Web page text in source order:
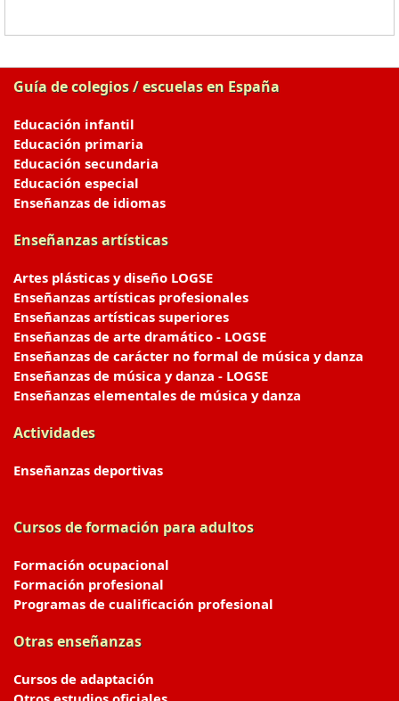
Guía de colegios / escuelas en España
Educación infantil
Educación primaria
Educación secundaria
Educación especial
Enseñanzas de idiomas
Enseñanzas artísticas
Artes plásticas y diseño LOGSE
Enseñanzas artísticas profesionales
Enseñanzas artísticas superiores
Enseñanzas de arte dramático - LOGSE
Enseñanzas de carácter no formal de música y danza
Enseñanzas de música y danza - LOGSE
Enseñanzas elementales de música y danza
Actividades
Enseñanzas deportivas
Cursos de formación para adultos
Formación ocupacional
Formación profesional
Programas de cualificación profesional
Otras enseñanzas
Cursos de adaptación